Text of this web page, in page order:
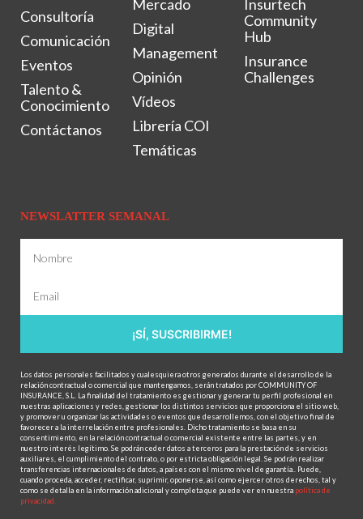
Consultoría
Comunicación
Eventos
Talento &
Conocimiento
Contáctanos
Mercado
Digital
Management
Opinión
Vídeos
Librería COI
Temáticas
Insurtech
Community
Hub
Insurance
Challenges
NEWSLATTER SEMANAL
¡SÍ, SUSCRIBIRME!
Los datos personales facilitados y cualesquiera otros generados durante el desarrollo de la
relación contractual o comercial que mantengamos, serán tratados por COMMUNITY OF
INSURANCE, S.L. La finalidad del tratamiento es gestionar y generar tu perfil profesional en
nuestras aplicaciones y redes, gestionar los distintos servicios que proporciona el sitio web,
y promover u organizar las actividades o eventos que desarrollemos, con el objetivo final de
favorecer a la interrelación entre profesionales. Dicho tratamiento se basa en su
consentimiento, en la relación contractual o comercial existente entre las partes, y en
nuestro interés legítimo. Se podrán ceder datos a terceros para la prestación de servicios
auxiliares, el cumplimiento del contrato, o por estricta obligación legal. Se podrán realizar
transferencias internacionales de datos, a países con el mismo nivel de garantía.. Puede,
cuando proceda, acceder, rectificar, suprimir, oponerse, así como ejercer otros derechos, tal y
como se detalla en la información adicional y completa que puede ver en nuestra política de
privacidad.